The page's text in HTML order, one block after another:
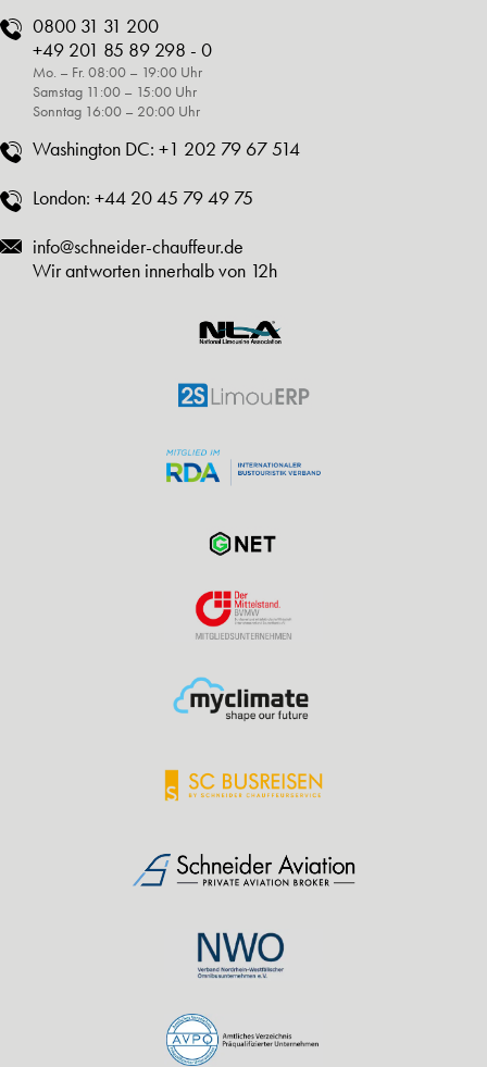
0800 31 31 200
+49 201 85 89 298 - 0
Mo. – Fr. 08:00 – 19:00 Uhr
Samstag 11:00 – 15:00 Uhr
Sonntag 16:00 – 20:00 Uhr
Washington DC: +1 202 79 67 514
London: +44 20 45 79 49 75
info@schneider-chauffeur.de
Wir antworten innerhalb von 12h